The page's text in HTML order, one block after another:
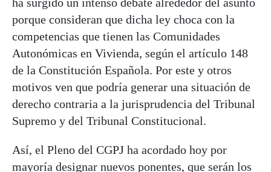
porque consideran que dicha ley choca con la
competencias que tienen las Comunidades
Autonómicas en Vivienda, según el artículo 148
de la Constitución Española. Por este y otros
motivos ven que podría generar una situación de
derecho contraria a la jurisprudencia del Tribunal
Supremo y del Tribunal Constitucional.
Así, el Pleno del CGPJ ha acordado hoy por
mayoría designar nuevos ponentes, que serán los